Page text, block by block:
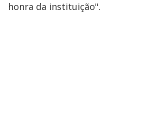
honra da instituição".